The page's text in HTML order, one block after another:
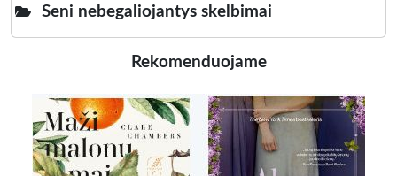
Seni nebegaliojantys skelbimai
Rekomenduojame